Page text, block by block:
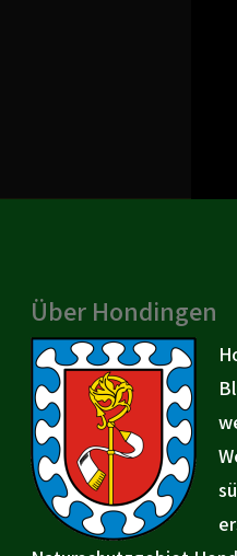
Über Hondingen